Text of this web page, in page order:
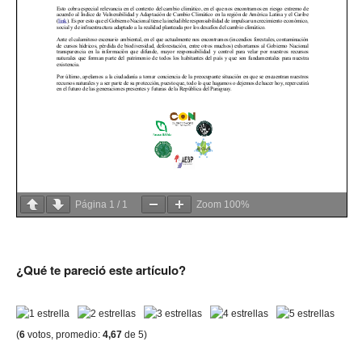
Página 1 / 1 Zoom 100%
¿Qué te pareció este artículo?
(6 votos, promedio: 4,67 de 5)